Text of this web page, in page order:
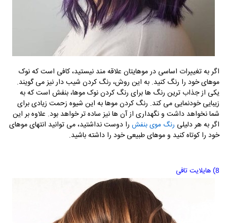
اگر به تغییرات اساسی در موهایتان علاقه مند نیستید، کافی است که نوک
موهای خود را رنگ کنید. به این روش، رنگ کردن شیب دار نیز می گویند.
یکی از جذاب ترین رنگ ها برای رنگ کردن نوک موها، بنفش است که به
زیبایی خودنمایی می کند. رنگ کردن موها به این شیوه زحمت زیادی برای
شما نخواهد داشت و نگهداری از آن ها نیز ساده تر خواهد بود. علاوه بر این
اگر به هر دلیلی رنگ موی بنفش را دوست نداشتید، می توانید انتهای موهای
خود را کوتاه کنید و موهای طبیعی خود را داشته باشید.
8) هایلایت تافی